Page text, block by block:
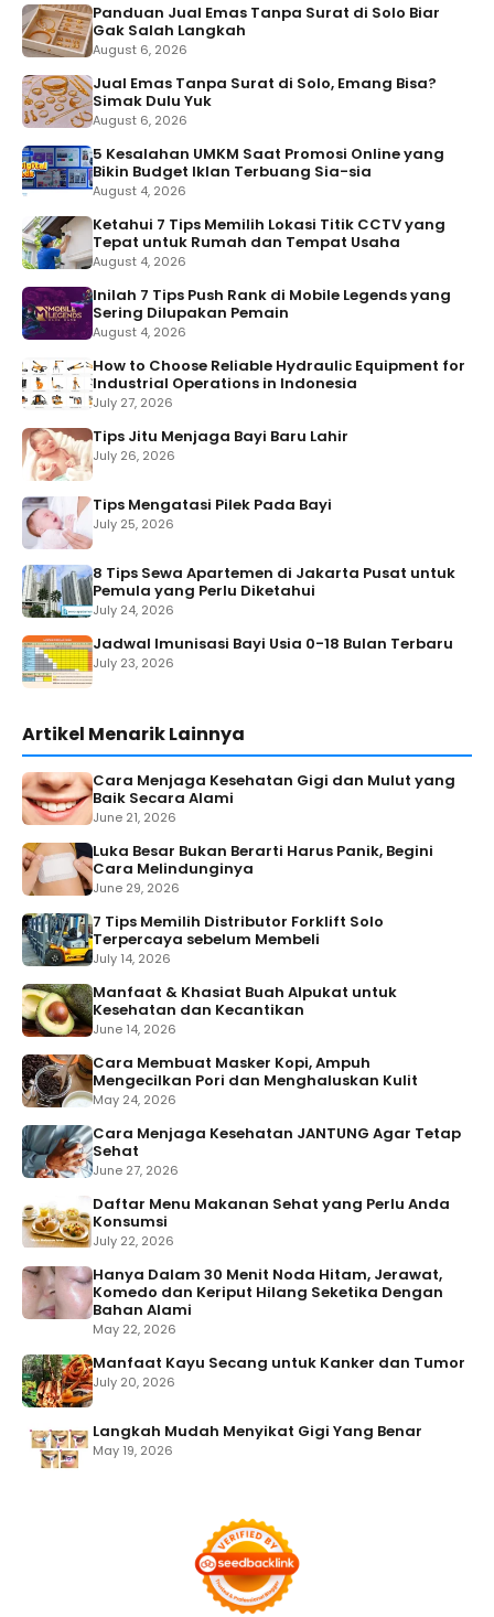
Panduan Jual Emas Tanpa Surat di Solo Biar
Gak Salah Langkah
August 6, 2026
Jual Emas Tanpa Surat di Solo, Emang Bisa?
Simak Dulu Yuk
August 6, 2026
5 Kesalahan UMKM Saat Promosi Online yang
Bikin Budget Iklan Terbuang Sia-sia
August 4, 2026
Ketahui 7 Tips Memilih Lokasi Titik CCTV yang
Tepat untuk Rumah dan Tempat Usaha
August 4, 2026
Inilah 7 Tips Push Rank di Mobile Legends yang
Sering Dilupakan Pemain
August 4, 2026
How to Choose Reliable Hydraulic Equipment for
Industrial Operations in Indonesia
July 27, 2026
Tips Jitu Menjaga Bayi Baru Lahir
July 26, 2026
Tips Mengatasi Pilek Pada Bayi
July 25, 2026
8 Tips Sewa Apartemen di Jakarta Pusat untuk
Pemula yang Perlu Diketahui
July 24, 2026
Jadwal Imunisasi Bayi Usia 0-18 Bulan Terbaru
July 23, 2026
Artikel Menarik Lainnya
Cara Menjaga Kesehatan Gigi dan Mulut yang
Baik Secara Alami
June 21, 2026
Luka Besar Bukan Berarti Harus Panik, Begini
Cara Melindunginya
June 29, 2026
7 Tips Memilih Distributor Forklift Solo
Terpercaya sebelum Membeli
July 14, 2026
Manfaat & Khasiat Buah Alpukat untuk
Kesehatan dan Kecantikan
June 14, 2026
Cara Membuat Masker Kopi, Ampuh
Mengecilkan Pori dan Menghaluskan Kulit
May 24, 2026
Cara Menjaga Kesehatan JANTUNG Agar Tetap
Sehat
June 27, 2026
Daftar Menu Makanan Sehat yang Perlu Anda
Konsumsi
July 22, 2026
Hanya Dalam 30 Menit Noda Hitam, Jerawat,
Komedo dan Keriput Hilang Seketika Dengan
Bahan Alami
May 22, 2026
Manfaat Kayu Secang untuk Kanker dan Tumor
July 20, 2026
Langkah Mudah Menyikat Gigi Yang Benar
May 19, 2026